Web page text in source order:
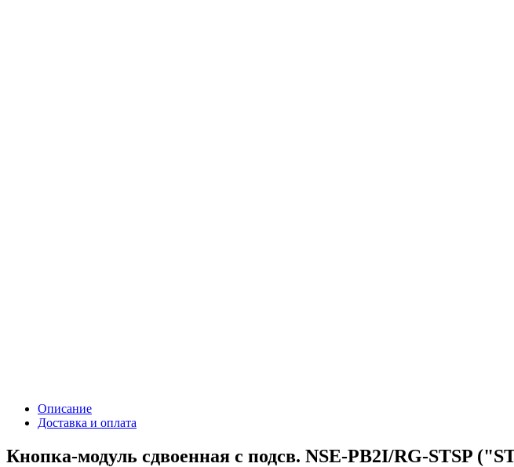
Описание
Доставка и оплата
Кнопка-модуль сдвоенная с подсв. NSE-PB2I/RG-STSP